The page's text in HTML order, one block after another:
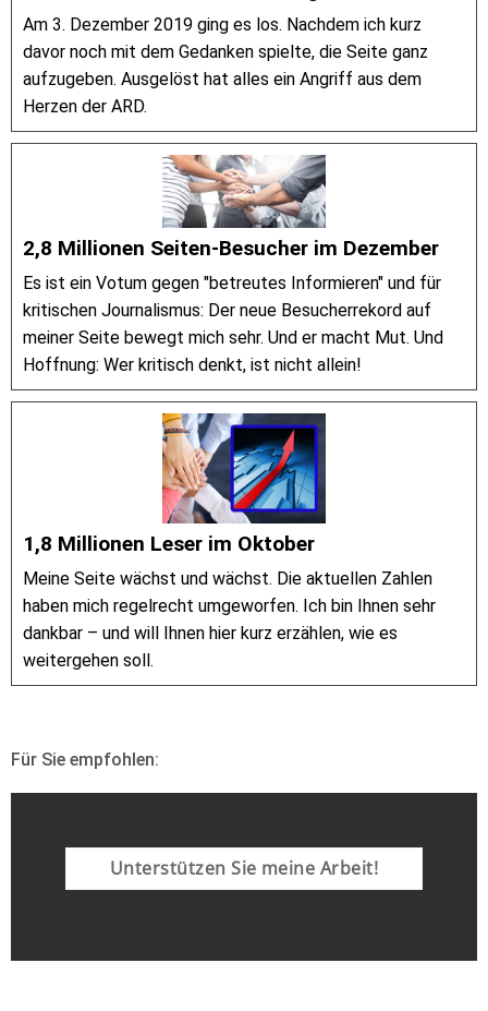
Am 3. Dezember 2019 ging es los. Nachdem ich kurz
davor noch mit dem Gedanken spielte, die Seite ganz
aufzugeben. Ausgelöst hat alles ein Angriff aus dem
Herzen der ARD.
2,8 Millionen Seiten-Besucher im Dezember
Es ist ein Votum gegen "betreutes Informieren" und für
kritischen Journalismus: Der neue Besucherrekord auf
meiner Seite bewegt mich sehr. Und er macht Mut. Und
Hoffnung: Wer kritisch denkt, ist nicht allein!
1,8 Millionen Leser im Oktober
Meine Seite wächst und wächst. Die aktuellen Zahlen
haben mich regelrecht umgeworfen. Ich bin Ihnen sehr
dankbar – und will Ihnen hier kurz erzählen, wie es
weitergehen soll.
Für Sie empfohlen:
Unterstützen Sie meine Arbeit!